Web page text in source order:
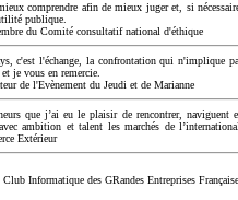
comprendre afin de mieux juger et, si
publique.
du Comité consultatif national d'éthique
c'est l'échange, la confrontation qui n'implique
je vous en remercie.
de l'Evènement du Jeudi et de Marianne
que j’ai eu le plaisir de rencontrer, naviguent
ambition et talent les marchés de l’international.
Extérieur
Informatique des GRandes Entreprises